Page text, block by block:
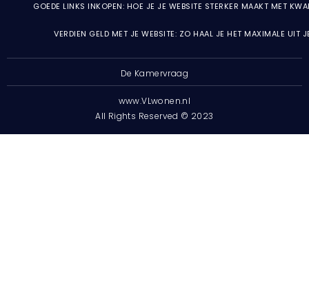
GOEDE LINKS INKOPEN: HOE JE JE WEBSITE STERKER MAAKT MET
VERDIEN GELD MET JE WEBSITE: ZO HAAL JE HET MAXIMALE UIT
De Kamervraag
www.VLwonen.nl
All Rights Reserved © 2023